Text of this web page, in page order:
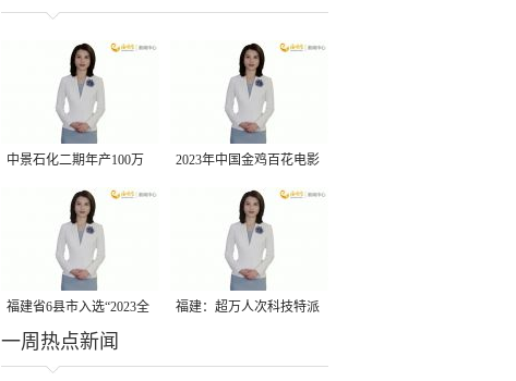
中景石化二期年产100万
吨丙烷脱氢项目建成中交
2023年中国金鸡百花电影
节有福电影巡展31日启动
福建省6县市入选“2023全
国县域发展潜力百强县”
福建：超万人次科技特派
一周热点新闻